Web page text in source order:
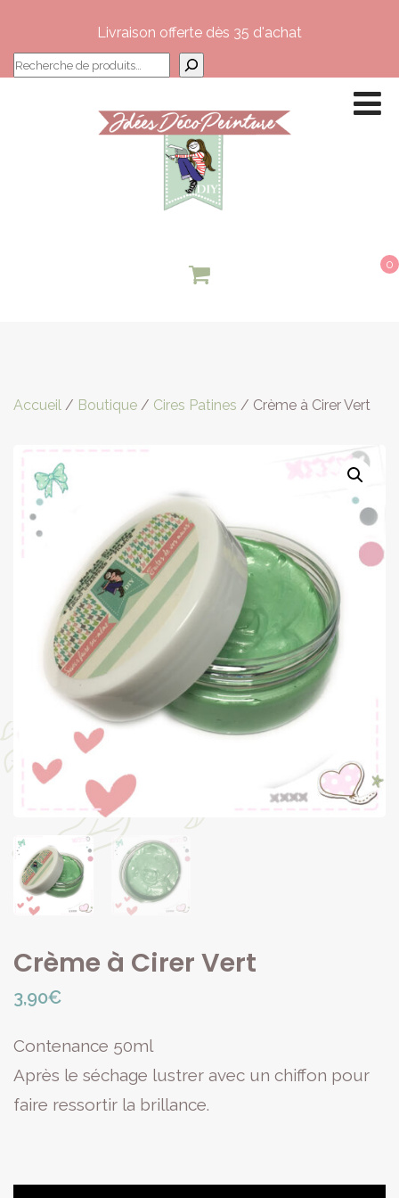
Livraison offerte dès 35 d'achat
0
Accueil / Boutique / Cires Patines / Crème à Cirer Vert
Crème à Cirer Vert
3,90€
Contenance 50ml
Après le séchage lustrer avec un chiffon pour
faire ressortir la brillance.